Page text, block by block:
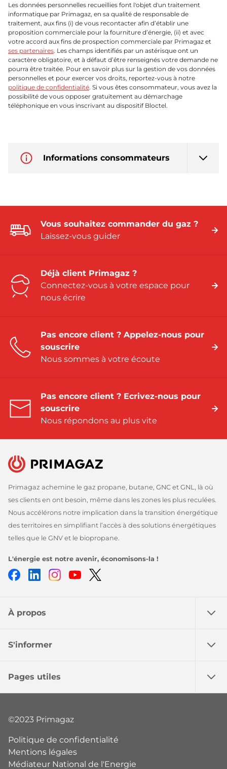
Les données personnelles recueillies font l'objet d'un traitement
informatique par Primagaz, en sa qualité de responsable de
traitement, aux fins (i) de vous recontacter afin d’établir une
proposition commerciale pour la fourniture d’énergie, (ii) et avec
votre accord aux fins de prospection commerciale par Primagaz et
ses partenaires. Les champs identifiés par un astérisque ont un
caractère obligatoire, et à défaut d’être renseignés votre demande ne
pourra être traitée. Pour en savoir plus sur la gestion de vos données
personnelles et pour exercer vos droits, reportez-vous à notre
politique de confidentialité. Si vous êtes consommateur, vous avez la
possibilité de vous opposer gratuitement au démarchage
téléphonique en vous inscrivant au dispositif Bloctel.
Informations consommateurs
Vous souhaitez commander du gaz ?
Laissez-vous guider
Déjà client Primagaz ?
Connectez-vous à votre espace pour
nous écrire
Pas encore client ? Appelez-nous pour
souscrire
Nous sommes à votre écoute
Pas encore client ? Ecrivez-nous pour
souscrire
Nous répondons au plus vite
Primagaz achemine le gaz propane, butane, GNC et GNL, là où
ses clients en ont besoin, même dans les zones les plus reculées.
Nous accélérons notre implication dans la transition énergétique
des territoires en simplifiant l’accès à des solutions énergétiques
telles que le GNV et le biopropane.
L'énergie est notre avenir, économisons-la !
FacebookLinkedInInstagramYoutube
À propos
S'informer
Pages utiles
©2023 Primagaz
Politique de confidentialité
Mentions légales
Médiateur National de l'Energie